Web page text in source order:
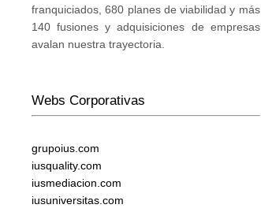
franquiciados, 680 planes de viabilidad y más
140 fusiones y adquisiciones de empresas
avalan nuestra trayectoria.
Webs Corporativas
grupoius.com
iusquality.com
iusmediacion.com
iusuniversitas.com